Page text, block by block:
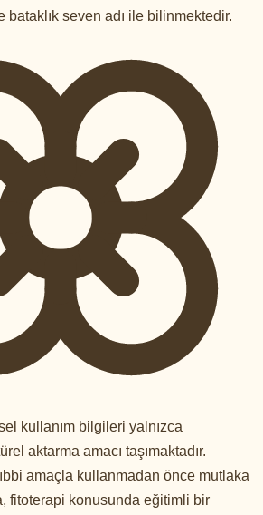
seven adı ile bilinmektedir.
kullanım bilgileri yalnızca
aktarma amacı taşımaktadır.
amaçla kullanmadan önce mutlaka
fitoterapi konusunda eğitimli bir